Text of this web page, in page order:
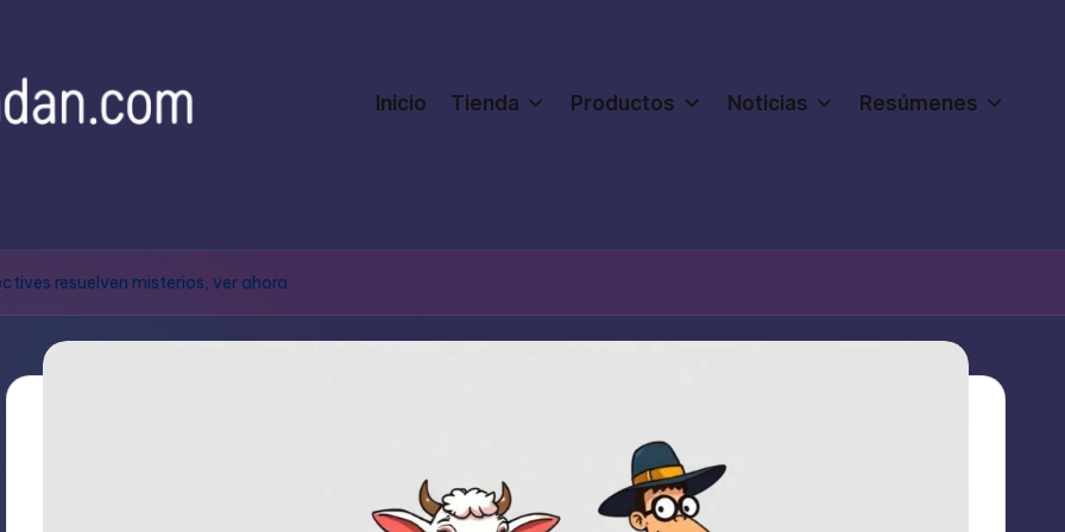
Inicio Tienda Productos Noticias Resúmenes
resuelven misterios, ver ahora